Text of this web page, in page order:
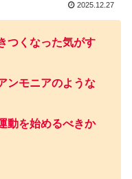
2025.12.27
つくなった気がす
ンモニアのような
動を始めるべきか